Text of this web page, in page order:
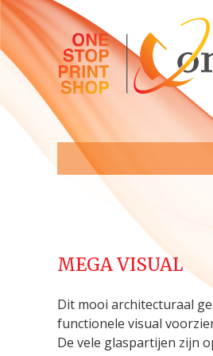
MEGA VISUAL
Dit mooi architecturaal
functionele visual
De vele glaspartijen zijn